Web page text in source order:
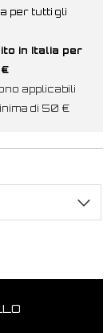
per tutti gli
in Italia per
applicabili
di 50 €